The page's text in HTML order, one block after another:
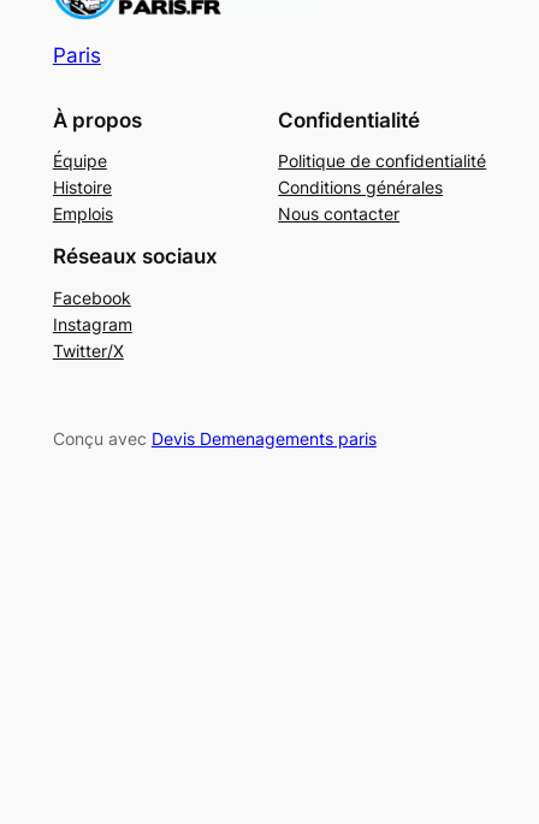
Paris
À propos
Équipe
Histoire
Emplois
Confidentialité
Politique de confidentialité
Conditions générales
Nous contacter
Réseaux sociaux
Facebook
Instagram
Twitter/X
Conçu avec Devis Demenagements paris